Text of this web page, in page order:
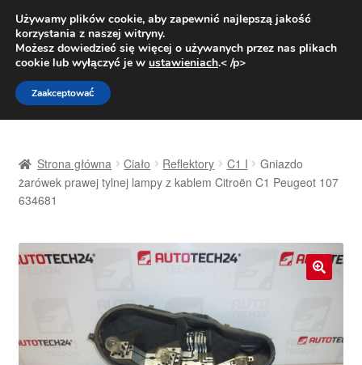
DOSTAWA od 31 zł
Pn.-pt. 9:00-16:00800 003 167
Przejdź
do
nawigacji
Przejdź
do
treści
Dostawa
Kontakt
O nas
Strona główna Ciało Reflektory C1 I
Gniazdo
żarówek prawej tylnej lampy z kablem Citroën C1 Peugeot 107
634681
Używamy plików cookie, aby zapewnić najlepszą jakość
korzystania z naszej witryny.
Możesz dowiedzieć się więcej o używanych przez nas plikach
cookie lub wyłączyć je w ustawieniach.< /p>
Zaakceptować